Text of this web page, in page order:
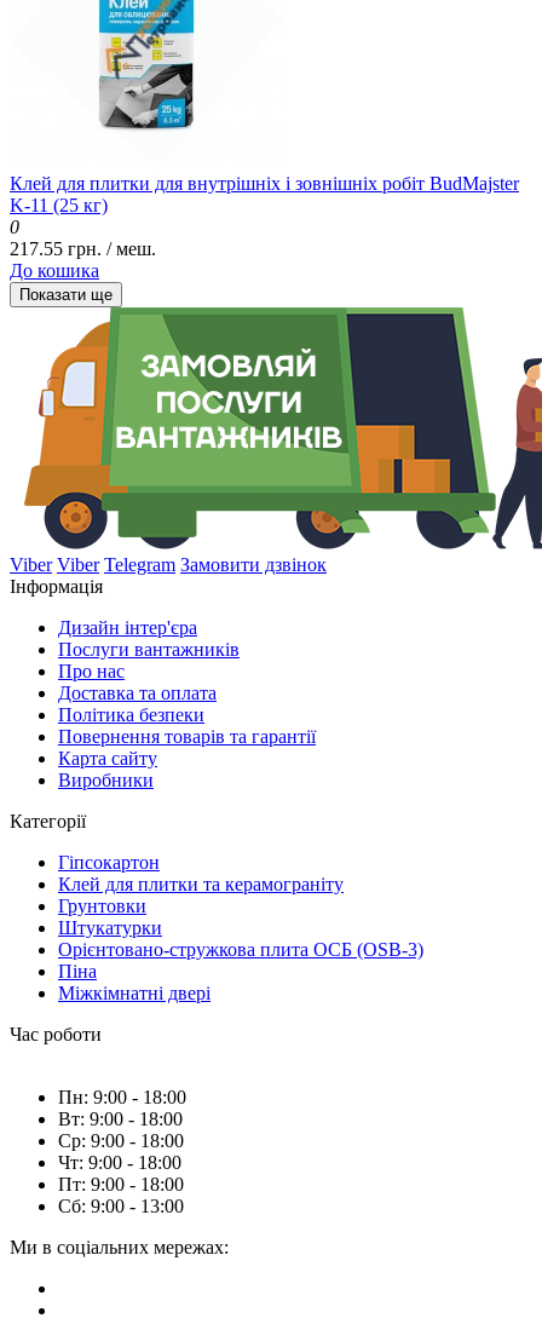
Клей для плитки для внутрішніх і зовнішніх робіт BudMajster
K-11 (25 кг)
0
217.55 грн. / меш.
До кошика
Показати ще
Viber Viber Telegram Замовити дзвінок
Інформація
Дизайн інтер'єра
Послуги вантажників
Про нас
Доставка та оплата
Політика безпеки
Повернення товарів та гарантії
Карта сайту
Виробники
Категорії
Гіпсокартон
Клей для плитки та керамограніту
Грунтовки
Штукатурки
Орієнтовано-стружкова плита ОСБ (OSB-3)
Піна
Міжкімнатні двері
Час роботи
Пн: 9:00 - 18:00
Вт: 9:00 - 18:00
Ср: 9:00 - 18:00
Чт: 9:00 - 18:00
Пт: 9:00 - 18:00
Сб: 9:00 - 13:00
Ми в соціальних мережах: